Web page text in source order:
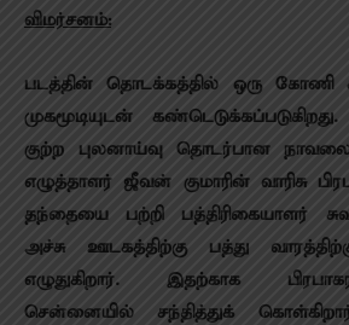
விமர்சனம்:
படத்தின் தொடக்கத்தில் ஒரு கோணி
முகமூடியுடன்
குற்ற புலனாய்வு தொடர்பான
எழுத்தாளர் ஜீவன் குமாரின் வாரிசு
தந்தையை பற்றி பத்திரிகையாளர்
அச்சு ஊடகத்திற்கு பத்து
எழுதுகிறார். இதற்காக
சென்னையில் சந்தித்துக்